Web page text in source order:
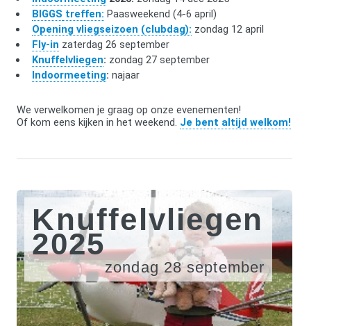
BIGGS treffen: Paasweekend (4-6 april)
Opening vliegseizoen (clubdag): zondag 12 april
Fly-in zaterdag 26 september
Knuffelvliegen: zondag 27 september
Indoormeeting: najaar
We verwelkomen je graag op onze evenementen!
Of kom eens kijken in het weekend. Je bent altijd welkom!
Knuffelvliegen
2025
zondag 28 september